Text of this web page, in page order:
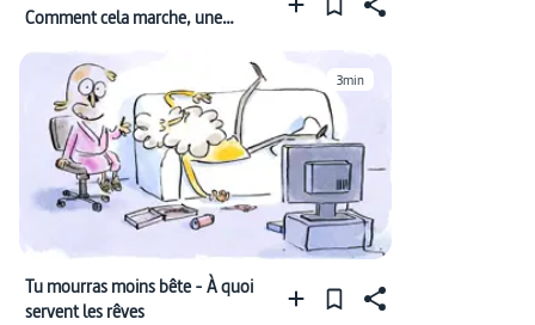
Comment cela marche, une
3min
Tu mourras moins bête - À quoi
servent les rêves